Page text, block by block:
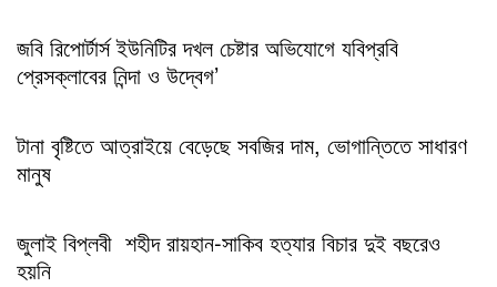
জবি রিপোর্টার্স ইউনিটির দখল চেষ্টার অভিযোগে যবিপ্রবি
প্রেসক্লাবের নিন্দা ও উদ্বেগ’
টানা বৃষ্টিতে আত্রাইয়ে বেড়েছে সবজির দাম, ভোগান্তিতে সাধারণ
মানুষ
জুলাই বিপ্লবী শহীদ রায়হান-সাকিব হত্যার বিচার দুই বছরেও
হয়নি